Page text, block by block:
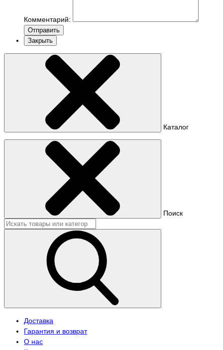
Комментарий:
Отправить
Закрыть
Каталог
Поиск
Доставка
Гарантия и возврат
О нас